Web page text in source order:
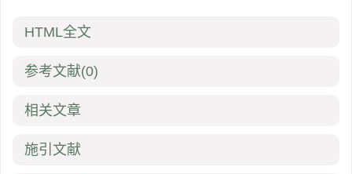
HTML全文
参考文献(0)
相关文章
施引文献